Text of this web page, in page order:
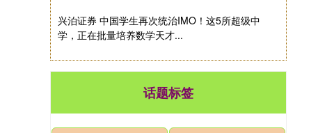
兴泊证券 中国学生再次统治IMO！这5所超级中
学，正在批量培养数学天才...
话题标签